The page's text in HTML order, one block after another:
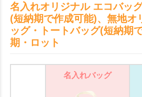
名入れオリジナル エコバッ
(短納期で作成可能)、無地オ
ッグ・トートバッグ(短納期
期・ロット
名入れバッグ